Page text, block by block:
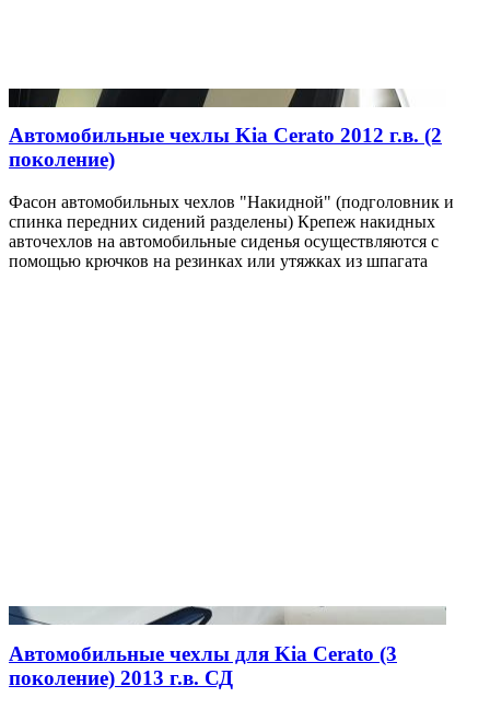
Автомобильные чехлы Kia Cerato 2012 г.в. (2
поколение)
Фасон автомобильных чехлов "Накидной" (подголовник и
спинка передних сидений разделены) Крепеж накидных
авточехлов на автомобильные сиденья осуществляются с
помощью крючков на резинках или утяжках из шпагата
Автомобильные чехлы для Kia Cerato (3
поколение) 2013 г.в. СД